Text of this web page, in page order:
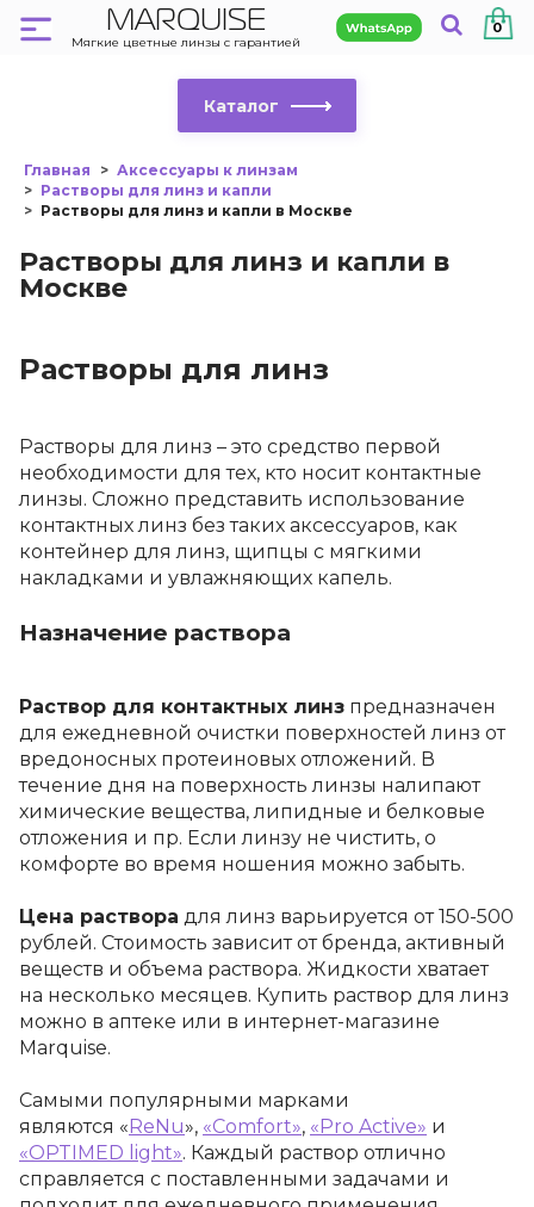
MARQUISE
Мягкие цветные линзы с гарантией
0
Каталог
Главная
Аксессуары к линзам
Растворы для линз и капли
Растворы для линз и капли в Москве
Растворы для линз и капли в
Москве
Растворы для линз
Растворы для линз – это средство первой
необходимости для тех, кто носит контактные
линзы. Сложно представить использование
контактных линз без таких аксессуаров, как
контейнер для линз, щипцы с мягкими
накладками и увлажняющих капель.
Назначение раствора
Раствор для контактных линз предназначен
для ежедневной очистки поверхностей линз от
вредоносных протеиновых отложений. В
течение дня на поверхность линзы налипают
химические вещества, липидные и белковые
отложения и пр. Если линзу не чистить, о
комфорте во время ношения можно забыть.
Цена раствора для линз варьируется от 150-500
рублей. Стоимость зависит от бренда, активный
веществ и объема раствора. Жидкости хватает
на несколько месяцев. Купить раствор для линз
можно в аптеке или в интернет-магазине
Marquise.
Самыми популярными марками
являются « ReNu», «Comfort», «Pro Active» и
«OPTIMED light». Каждый раствор отлично
справляется с поставленными задачами и